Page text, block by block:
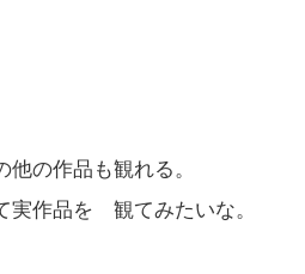
他の作品も観れる。
実作品を 観てみたいな。